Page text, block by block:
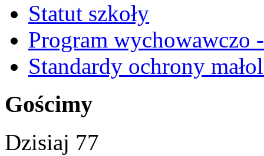
Statut szkoły
Program wychowawczo
Standardy ochrony
Gościmy
Dzisiaj 77